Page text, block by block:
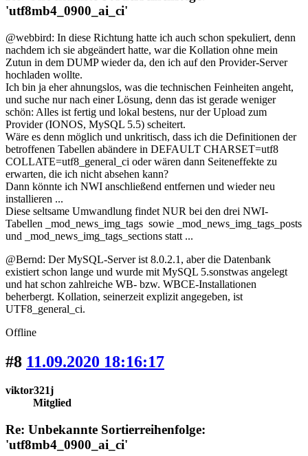
'utf8mb4_0900_ai_ci'
@webbird: In diese Richtung hatte ich auch schon spekuliert, denn
nachdem ich sie abgeändert hatte, war die Kollation ohne mein
Zutun in dem DUMP wieder da, den ich auf den Provider-Server
hochladen wollte.
Ich bin ja eher ahnungslos, was die technischen Feinheiten angeht,
und suche nur nach einer Lösung, denn das ist gerade weniger
schön: Alles ist fertig und lokal bestens, nur der Upload zum
Provider (IONOS, MySQL 5.5) scheitert.
Wäre es denn möglich und unkritisch, dass ich die Definitionen der
betroffenen Tabellen abändere in DEFAULT CHARSET=utf8
COLLATE=utf8_general_ci oder wären dann Seiteneffekte zu
erwarten, die ich nicht absehen kann?
Dann könnte ich NWI anschließend entfernen und wieder neu
installieren ...
Diese seltsame Umwandlung findet NUR bei den drei NWI-
Tabellen _mod_news_img_tags sowie _mod_news_img_tags_posts
und _mod_news_img_tags_sections statt ...
@Bernd: Der MySQL-Server ist 8.0.2.1, aber die Datenbank
existiert schon lange und wurde mit MySQL 5.sonstwas angelegt
und hat schon zahlreiche WB- bzw. WBCE-Installationen
beherbergt. Kollation, seinerzeit explizit angegeben, ist
UTF8_general_ci.
Offline
#8 11.09.2020 18:16:17
viktor321j
Mitglied
Re: Unbekannte Sortierreihenfolge:
'utf8mb4_0900_ai_ci'